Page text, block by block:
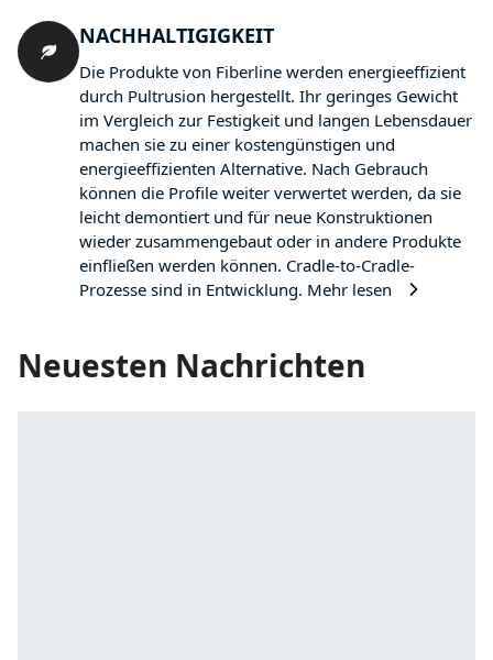
NACHHALTIGIGKEIT
Die Produkte von Fiberline werden energieeffizient
durch Pultrusion hergestellt. Ihr geringes Gewicht
im Vergleich zur Festigkeit und langen Lebensdauer
machen sie zu einer kostengünstigen und
energieeffizienten Alternative. Nach Gebrauch
können die Profile weiter verwertet werden, da sie
leicht demontiert und für neue Konstruktionen
wieder zusammengebaut oder in andere Produkte
einfließen werden können. Cradle-to-Cradle-
Prozesse sind in Entwicklung. Mehr lesen
Neuesten Nachrichten